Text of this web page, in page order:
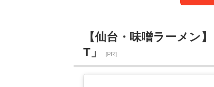
【仙台・味噌ラーメン
T」
[PR]